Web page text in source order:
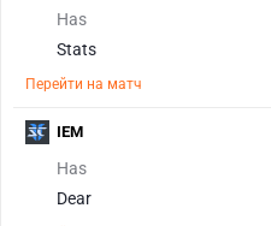
Has
Stats
Перейти на матч
Has
Dear
IEM